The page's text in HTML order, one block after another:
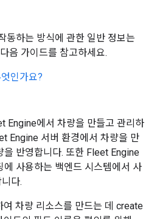
동하는 방식에 관한 일반 정보는
음 가이드를 참고하세요.
인가요?
Engine에서 차량을 만들고 관리하
Engine 서버 환경에서 차량을 만
을 반영합니다. 또한 Fleet Engine
사용하는 백엔드 시스템에서 사
다.
여 차량 리소스를 만드는 데 create